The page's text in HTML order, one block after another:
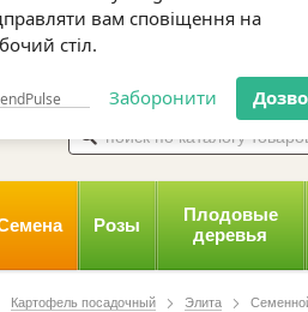
сайту megasad.net
вам сповіщення на
Заборонити
Каталог Контакты
0 800 332-015, 067 654-
Розы
Плодовые
деревья
Картофель посадочный Элита